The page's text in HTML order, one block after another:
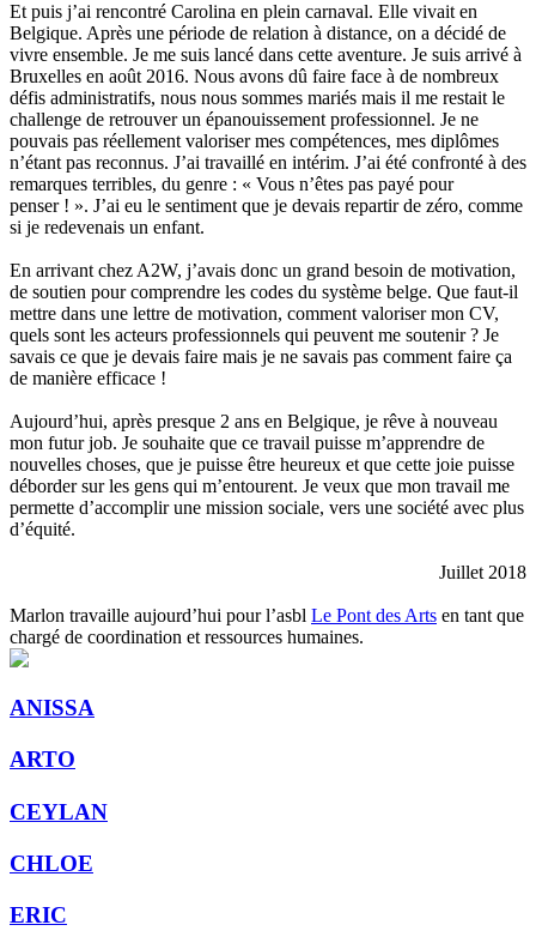
Et puis j’ai rencontré Carolina en plein carnaval. Elle vivait en
Belgique. Après une période de relation à distance, on a décidé de
vivre ensemble. Je me suis lancé dans cette aventure. Je suis arrivé à
Bruxelles en août 2016. Nous avons dû faire face à de nombreux
défis administratifs, nous nous sommes mariés mais il me restait le
challenge de retrouver un épanouissement professionnel. Je ne
pouvais pas réellement valoriser mes compétences, mes diplômes
n’étant pas reconnus. J’ai travaillé en intérim. J’ai été confronté à des
remarques terribles, du genre : « Vous n’êtes pas payé pour
penser ! ». J’ai eu le sentiment que je devais repartir de zéro, comme
si je redevenais un enfant.
En arrivant chez A2W, j’avais donc un grand besoin de motivation,
de soutien pour comprendre les codes du système belge. Que faut-il
mettre dans une lettre de motivation, comment valoriser mon CV,
quels sont les acteurs professionnels qui peuvent me soutenir ? Je
savais ce que je devais faire mais je ne savais pas comment faire ça
de manière efficace !
Aujourd’hui, après presque 2 ans en Belgique, je rêve à nouveau
mon futur job. Je souhaite que ce travail puisse m’apprendre de
nouvelles choses, que je puisse être heureux et que cette joie puisse
déborder sur les gens qui m’entourent. Je veux que mon travail me
permette d’accomplir une mission sociale, vers une société avec plus
d’équité.
Juillet 2018
Marlon travaille aujourd’hui pour l’asbl Le Pont des Arts en tant que
chargé de coordination et ressources humaines.
ANISSA
ARTO
CEYLAN
CHLOE
ERIC